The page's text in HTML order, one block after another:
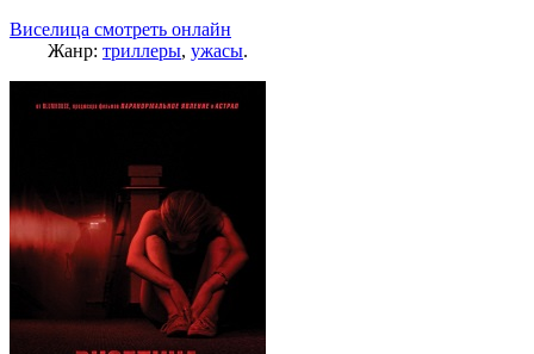
Виселица смотреть онлайн
Жанр: триллеры, ужасы.